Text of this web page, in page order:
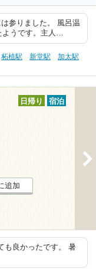
参りました。 風呂温
ようです。主人…
柘植駅 新堂駅
加太駅
日帰り 宿泊
追加
も良かったです。 暑